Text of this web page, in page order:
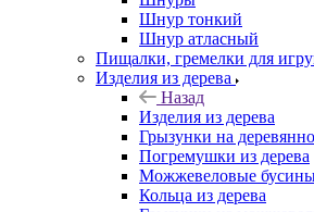
Шнур тонкий
Шнур атласный
Пищалки, гремелки для
Изделия из дерева
Назад
Изделия из дерева
Грызунки на
Погремушки из дерева
Можжевеловые
Кольца из дерева